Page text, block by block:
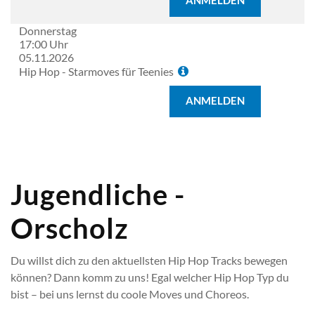
Donnerstag
17:00 Uhr
05.11.2026
Hip Hop - Starmoves für Teenies
ANMELDEN
Jugendliche -
Orscholz
Du willst dich zu den aktuellsten Hip Hop Tracks bewegen
können? Dann komm zu uns! Egal welcher Hip Hop Typ du
bist – bei uns lernst du coole Moves und Choreos.